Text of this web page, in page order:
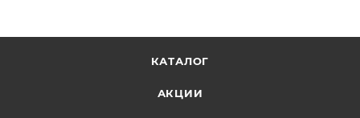
КАТАЛОГ
АКЦИИ